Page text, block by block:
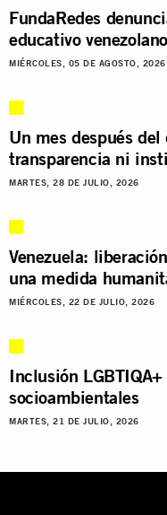
FundaRedes
educativo venezolano
MIÉRCOLES, 05 DE AGOSTO, 2026
Un mes después
transparencia ni
MARTES, 28 DE JULIO, 2026
Venezuela:
una medida
MIÉRCOLES, 22 DE JULIO, 2026
Inclusión
socioambientales
MARTES, 21 DE JULIO, 2026